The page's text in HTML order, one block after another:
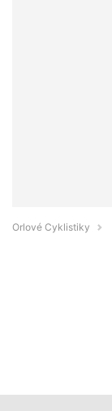
Orlové Cyklistiky